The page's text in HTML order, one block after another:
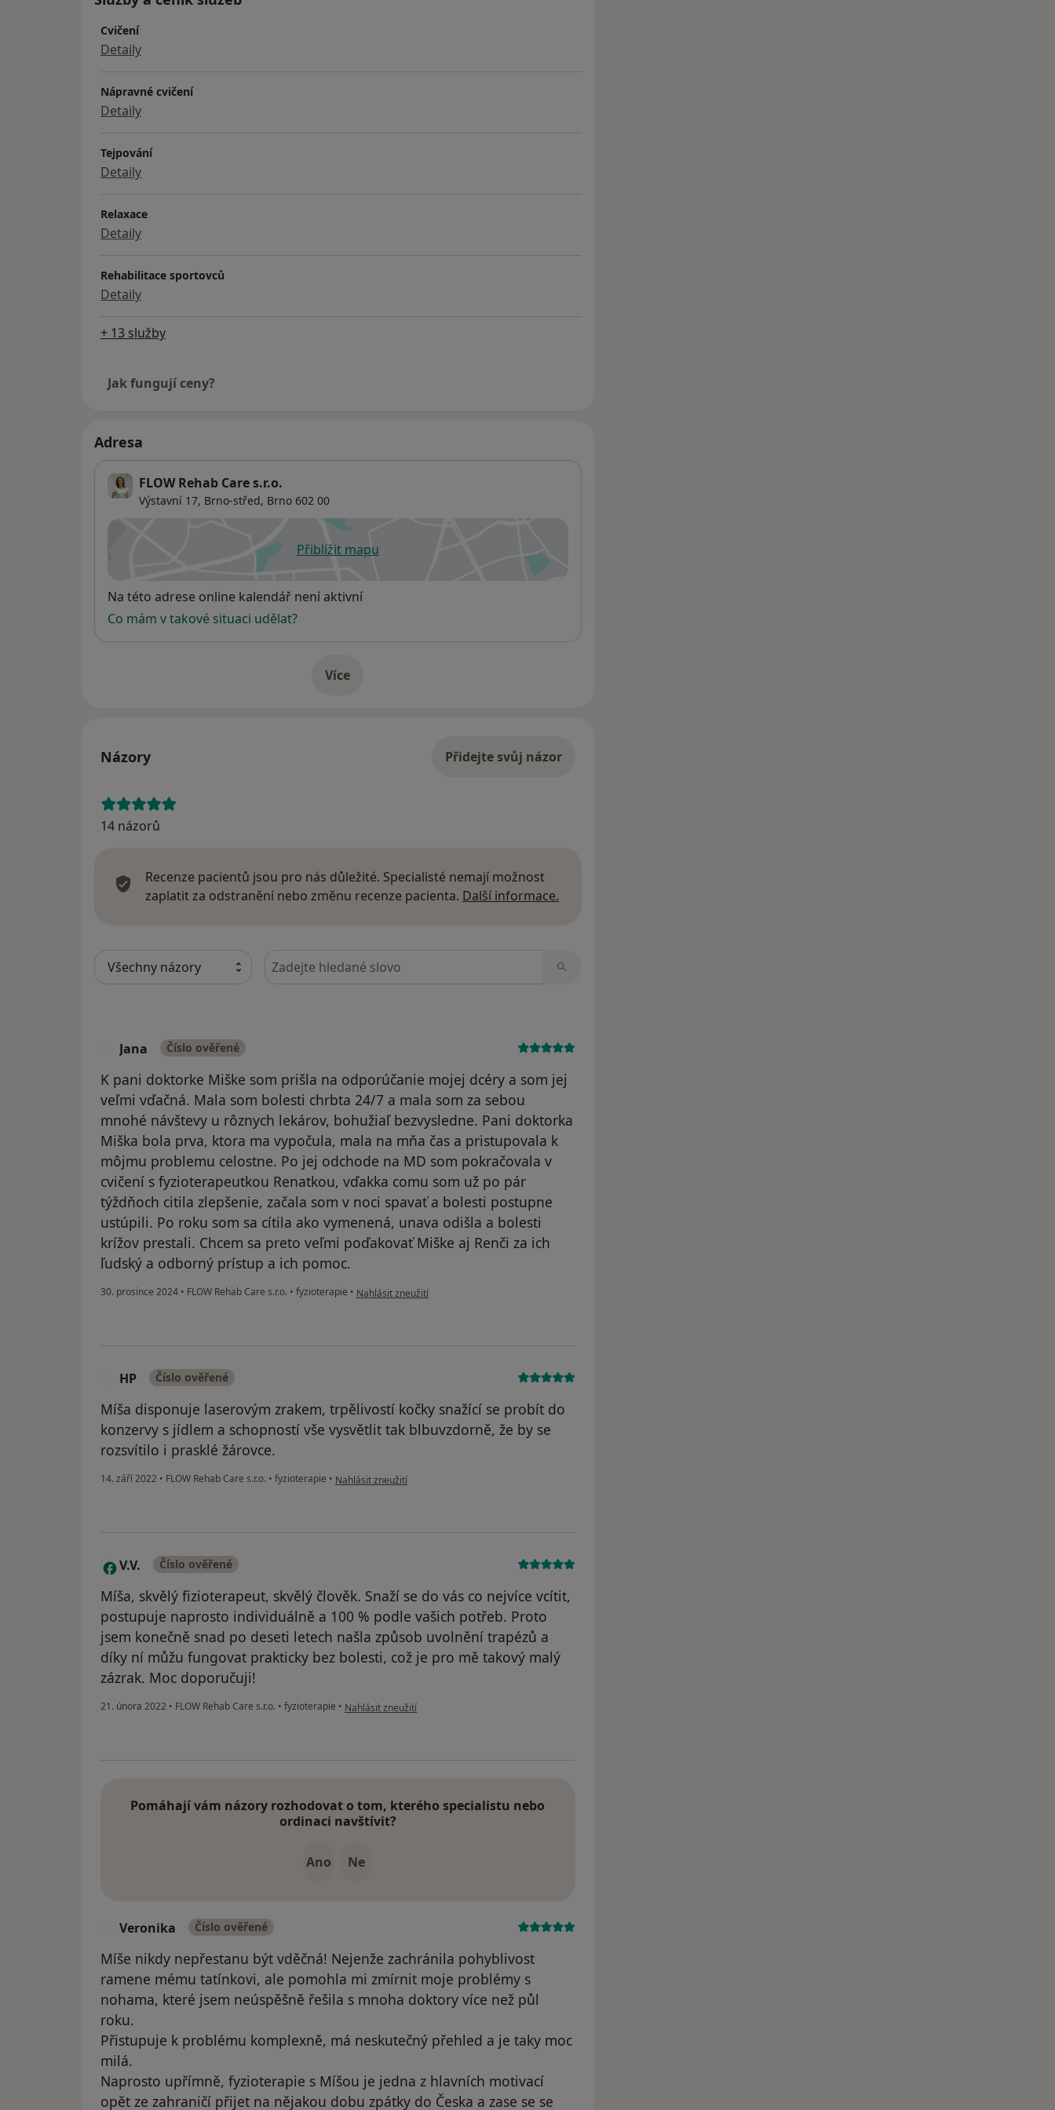
Cvičení
Detaily
Nápravné cvičení
Detaily
Tejpování
Detaily
Relaxace
Detaily
Rehabilitace sportovců
Detaily
+ 13 služby
Jak fungují ceny?
Adresa
FLOW Rehab Care s.r.o.
Výstavní 17, Brno-střed, Brno 602 00
Přiblížit mapuse otevře v nové záložce
Dostupnost
Na této adrese online kalendář není aktivní
Co mám v takové situaci udělat?
Víceo adrese
Názory Přidejte svůj názor
14 názorů
Recenze pacientů jsou pro nás důležité. Specialisté nemají možnost
zaplatit za odstranění nebo změnu recenze pacienta. Další informace.
Hledejte v názorech
Jana Číslo ověřené
K pani doktorke Miške som prišla na odporúčanie mojej dcéry a som jej
veľmi vďačná. Mala som bolesti chrbta 24/7 a mala som za sebou
mnohé návštevy u rôznych lekárov, bohužiaľ bezvysledne. Pani doktorka
Miška bola prva, ktora ma vypočula, mala na mňa čas a pristupovala k
môjmu problemu celostne. Po jej odchode na MD som pokračovala v
cvičení s fyzioterapeutkou Renatkou, vďakka comu som už po pár
týždňoch citila zlepšenie, začala som v noci spavať a bolesti postupne
ustúpili. Po roku som sa cítila ako vymenená, unava odišla a bolesti
krížov prestali. Chcem sa preto veľmi poďakovať Miške aj Renči za ich
ľudský a odborný prístup a ich pomoc.
30. prosince 2024 • FLOW Rehab Care s.r.o. • fyzioterapie • podle názoru uživatele Jana
Nahlásit zneužití
HP Číslo ověřené
Míša disponuje laserovým zrakem, trpělivostí kočky snažící se probít do
konzervy s jídlem a schopností vše vysvětlit tak blbuvzdorně, že by se
rozsvítilo i prasklé žárovce.
14. září 2022 • FLOW Rehab Care s.r.o. • fyzioterapie • podle názoru uživatele HP
Nahlásit zneužití
V V.V. Číslo ověřené
Míša, skvělý fizioterapeut, skvělý člověk. Snaží se do vás co nejvíce vcítit,
postupuje naprosto individuálně a 100 % podle vašich potřeb. Proto
jsem konečně snad po deseti letech našla způsob uvolnění trapézů a
díky ní můžu fungovat prakticky bez bolesti, což je pro mě takový malý
zázrak. Moc doporučuji!
21. února 2022 • FLOW Rehab Care s.r.o. • fyzioterapie • podle názoru uživatele V.V.
Nahlásit zneužití
Pomáhají vám názory rozhodovat o tom, kterého specialistu nebo
ordinaci navštívit?
Ano Ne
Veronika Číslo ověřené
Míše nikdy nepřestanu být vděčná! Nejenže zachránila pohyblivost
ramene mému tatínkovi, ale pomohla mi zmírnit moje problémy s
nohama, které jsem neúspěšně řešila s mnoha doktory více než půl
roku.
Přistupuje k problému komplexně, má neskutečný přehled a je taky moc
milá.
Naprosto upřímně, fyzioterapie s Míšou je jedna z hlavních motivací
opět ze zahraničí přijet na nějakou dobu zpátky do Česka a zase se se